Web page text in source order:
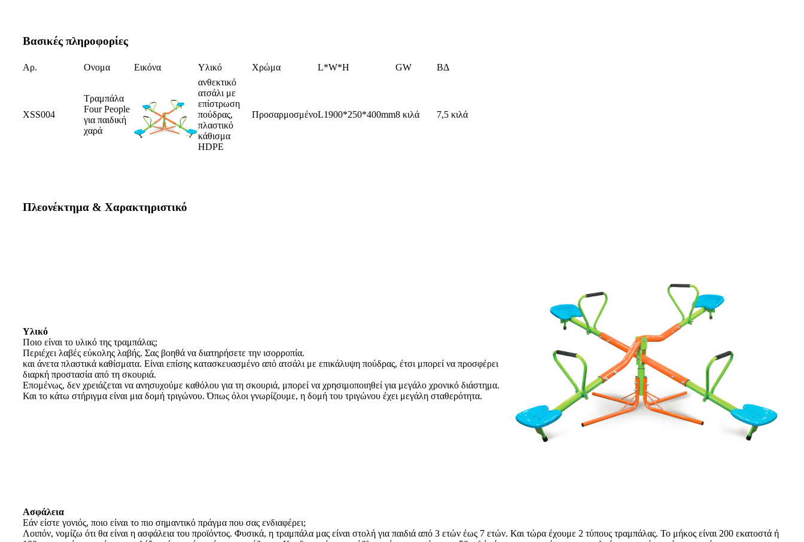
Βασικές πληροφορίες
Αρ. Ονομα Εικόνα Υλικό Χρώμα L*W*H GW ΒΔ
XSS004
Τραμπάλα
Four People
για παιδική
χαρά
ανθεκτικό
ατσάλι με
επίστρωση
πούδρας,
πλαστικό
κάθισμα
HDPE
ΠροσαρμοσμένοL1900*250*400mm8 κιλά 7,5 κιλά
Πλεονέκτημα & Χαρακτηριστικό
Υλικό
Ποιο είναι το υλικό της τραμπάλας;
Περιέχει λαβές εύκολης λαβής. Σας βοηθά να διατηρήσετε την ισορροπία.
και άνετα πλαστικά καθίσματα. Είναι επίσης κατασκευασμένο από ατσάλι με επικάλυψη πούδρας, έτσι μπορεί να προσφέρει
διαρκή προστασία από τη σκουριά.
Επομένως, δεν χρειάζεται να ανησυχούμε καθόλου για τη σκουριά, μπορεί να χρησιμοποιηθεί για μεγάλο χρονικό διάστημα.
Και το κάτω στήριγμα είναι μια δομή τριγώνου. Όπως όλοι γνωρίζουμε, η δομή του τριγώνου έχει μεγάλη σταθερότητα.
Ασφάλεια
Εάν είστε γονιός, ποιο είναι το πιο σημαντικό πράγμα που σας ενδιαφέρει;
Λοιπόν, νομίζω ότι θα είναι η ασφάλεια του προϊόντος. Φυσικά, η τραμπάλα μας είναι στολή για παιδιά από 3 ετών έως 7 ετών. Και τώρα έχουμε 2 τύπους τραμπάλας. Το μήκος είναι 200 ​​εκατοστά ή